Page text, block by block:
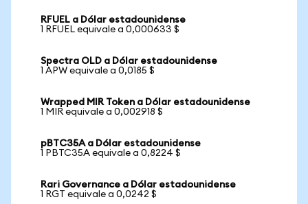
RFUEL a Dólar estadounidense
1 RFUEL equivale a 0,000633 $
Spectra OLD a Dólar estadounidense
1 APW equivale a 0,0185 $
Wrapped MIR Token a Dólar estadounidense
1 MIR equivale a 0,002918 $
pBTC35A a Dólar estadounidense
1 PBTC35A equivale a 0,8224 $
Rari Governance a Dólar estadounidense
1 RGT equivale a 0,0242 $